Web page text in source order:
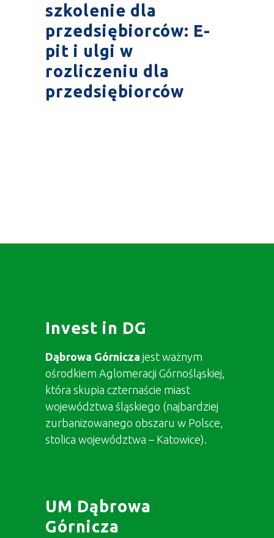
szkolenie dla
przedsiębiorców: E-
pit i ulgi w
rozliczeniu dla
przedsiębiorców
Invest in DG
Dąbrowa Górnicza jest ważnym
ośrodkiem Aglomeracji Górnośląskiej,
która skupia czternaście miast
województwa śląskiego (najbardziej
zurbanizowanego obszaru w Polsce,
stolica województwa – Katowice).
UM Dąbrowa
Górnicza